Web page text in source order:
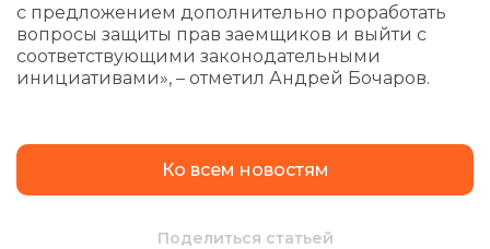
с предложением дополнительно проработать
вопросы защиты прав заемщиков и выйти с
соответствующими законодательными
инициативами», – отметил Андрей Бочаров.
Ко всем новостям
Поделиться статьей